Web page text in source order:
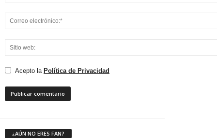
Acepto la Política de Privacidad
¿AÚN NO ERES FAN?